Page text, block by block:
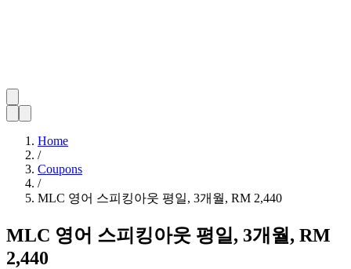
Home
/
Coupons
/
MLC 영어 스피킹아웃 평일, 3개월, RM 2,440
MLC 영어 스피킹아웃 평일, 3개월, RM
2,440